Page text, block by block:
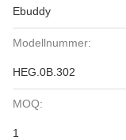
Ebuddy
Modellnummer:
HEG.0B.302
MOQ:
1